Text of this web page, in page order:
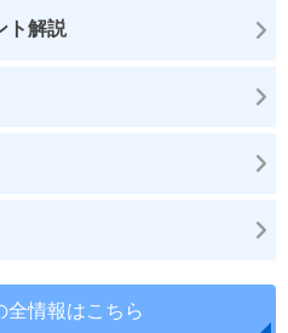
ト解説
全情報はこちら